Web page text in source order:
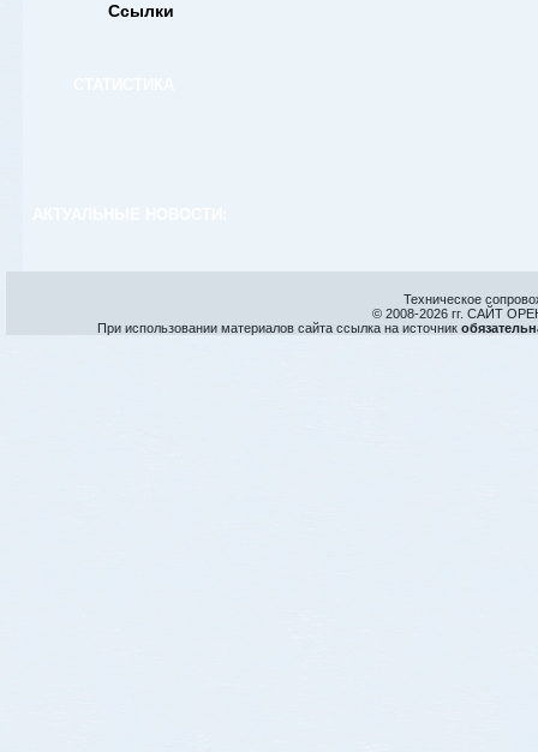
Ссылки
Техническое
© 2008-2026 гг. САЙТ
При использовании материалов сайта ссылка на источник